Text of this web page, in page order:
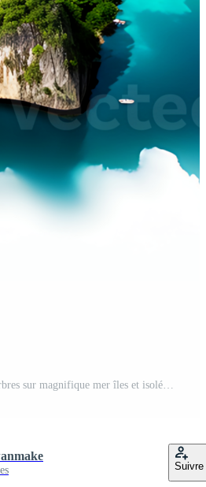
ai généré Montagne des arbres sur magnifique mer îles et isolé des pierres sur png Contexte PNG Pro
Suivre